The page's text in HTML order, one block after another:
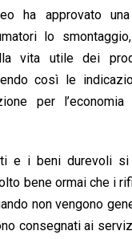
ha approvato
lo
vita utile dei
così le
per l’economia
e i beni durevoli
bene ormai che i
non vengono
consegnati ai